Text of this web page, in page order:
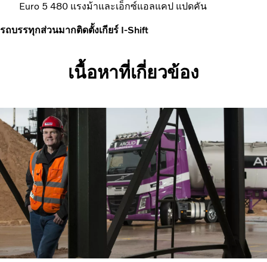
Euro 5 480 แรงม้าและเอ็กซ์แอลแคป แปดคัน
รถบรรทุกส่วนมากติดตั้งเกียร์ I-Shift
เนื้อหาที่เกี่ยวข้อง